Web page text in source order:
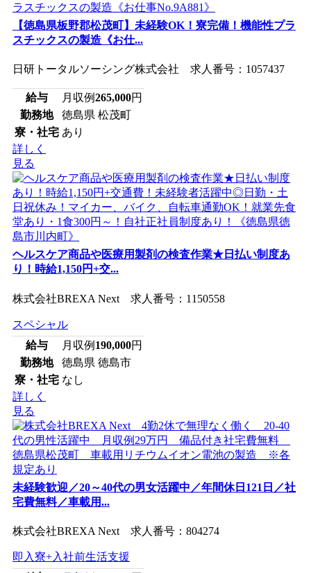
【徳島県板野郡松茂町】未経験OK！寮完備！機能性プラ
スチックスの製造《お仕...
日研トータルソーシング株式会社 求人番号：1057437
給与 月収例265,000円
勤務地
徳島県 松茂町
寮・社宅 あり
詳しく
見る
ヘルスケア商品や医療用製剤の検査作業★日払い制度あ
り！時給1,150円+交...
株式会社BREXA Next 求人番号：1150558
スペシャル
給与
月収例 190,000円
勤務地
徳島県 徳島市
寮・社宅 なし
詳しく
見る
未経験歓迎／20～40代の男女活躍中／年間休日121日／社
宅費無料／車載用...
株式会社BREXA Next 求人番号：804274
即入寮+入社前生活支援